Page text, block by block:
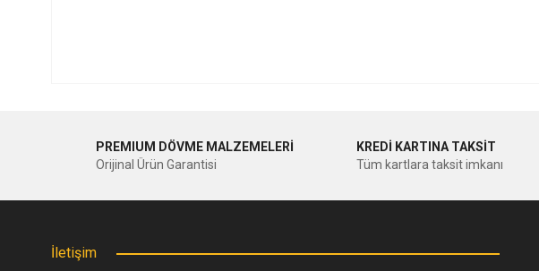
PREMIUM DÖVME MALZEMELERİ
Orijinal Ürün Garantisi
KREDİ KARTINA TAKSİT
Tüm kartlara taksit imkanı
İletişim